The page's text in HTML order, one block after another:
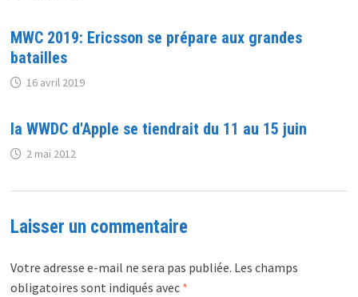
MWC 2019: Ericsson se prépare aux grandes
batailles
16 avril 2019
la WWDC d'Apple se tiendrait du 11 au 15 juin
2 mai 2012
Laisser un commentaire
Votre adresse e-mail ne sera pas publiée. Les champs
obligatoires sont indiqués avec *